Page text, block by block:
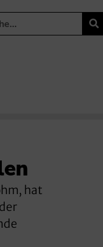
hat